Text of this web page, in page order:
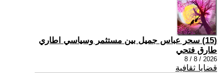
(15) سحر عباس جميل بين مستثمر وسياسي اطاري
طارق فتحي
2026 / 8 / 8
قضايا ثقافية